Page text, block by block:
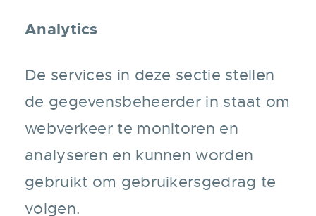
Analytics
De services in deze sectie stellen
de gegevensbeheerder in staat om
webverkeer te monitoren en
analyseren en kunnen worden
gebruikt om gebruikersgedrag te
volgen.